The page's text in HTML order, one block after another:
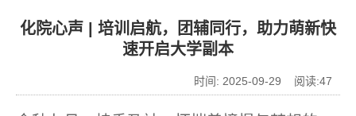
化院心声 | 培训启航，团辅同行，助力萌新快
速开启大学副本
时间: 2025-09-29 阅读:47